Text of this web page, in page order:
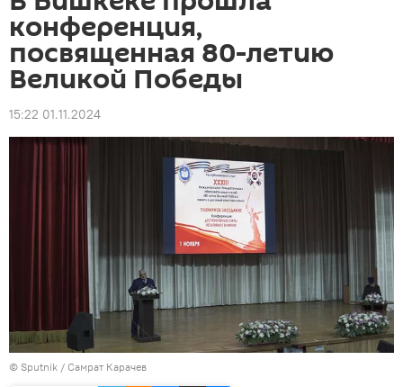
конференция,
посвященная 80-летию
Великой Победы
15:22 01.11.2024
© Sputnik / Самрат Карачев